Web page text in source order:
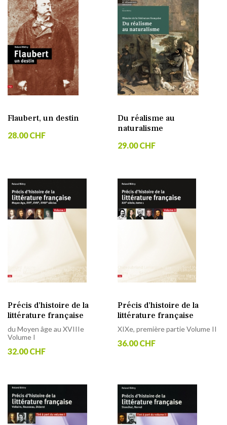
Flaubert, un destin
28.00 CHF
Du réalisme au
naturalisme
29.00 CHF
Précis d’histoire de la
littérature française
du Moyen âge au XVIIIe
Volume I
32.00 CHF
Précis d’histoire de la
littérature française
XIXe, première partie Volume II
36.00 CHF